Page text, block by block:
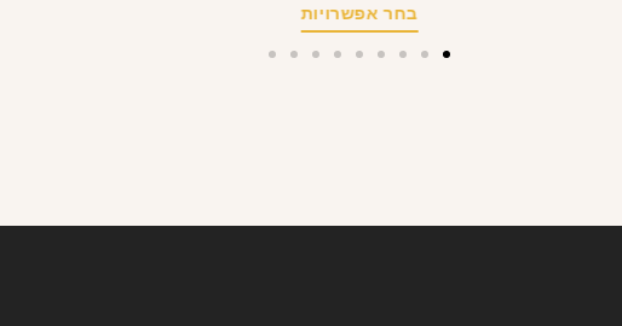
בחר אפשרויות